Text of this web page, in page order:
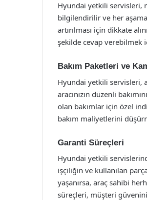
Hyundai yetkili servisleri,
bilgilendirilir ve her
artırılması için dikkate
şekilde cevap verebilmek
Bakım Paketleri ve
Hyundai yetkili servisleri,
aracınızın düzenli
olan bakımlar için özel
bakım maliyetlerini
Garanti Süreçleri
Hyundai yetkili
işçiliğin ve kullanılan
yaşanırsa, araç sahibi
süreçleri, müşteri güvenini